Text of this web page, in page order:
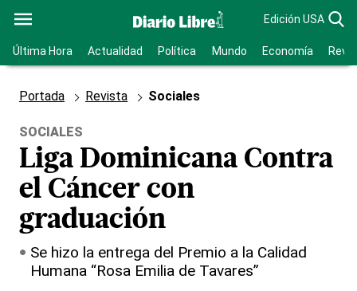
Edición USA
Última Hora Actualidad Política Mundo Economía
Portada Revista Sociales
SOCIALES
Liga Dominicana Contra
el Cáncer con
graduación
Se hizo la entrega del Premio a la Calidad
Humana “Rosa Emilia de Tavares”